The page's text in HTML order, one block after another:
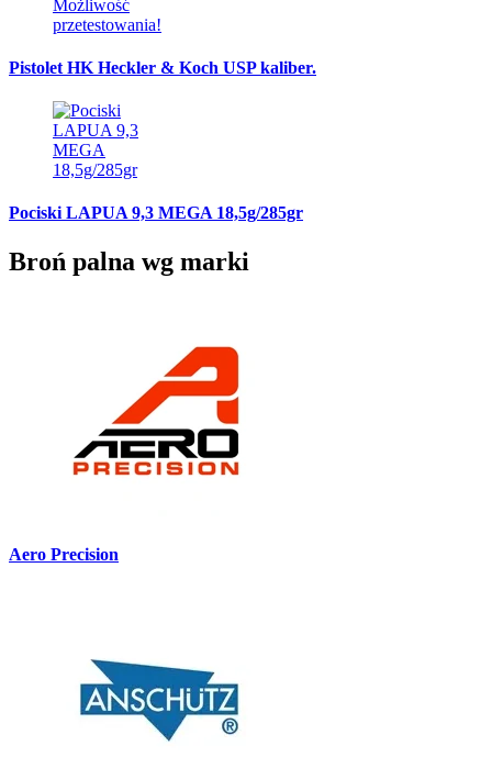
Pistolet HK Heckler & Koch USP kaliber.
Pociski LAPUA 9,3 MEGA 18,5g/285gr
Broń palna wg marki
Aero Precision